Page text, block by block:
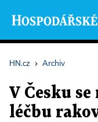
HN.cz › Archiv
V Česku
léčbu